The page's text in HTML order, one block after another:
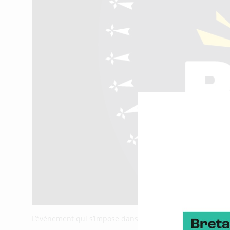
L’événement qui s’impose dans le paysage des CTF